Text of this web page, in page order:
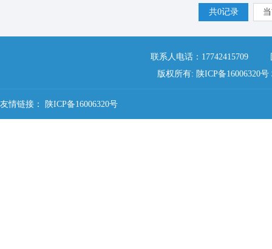
共0记录
联系人电话：17742415709
版权所有: 陕ICP备
友情链接： 陕ICP备16006320号